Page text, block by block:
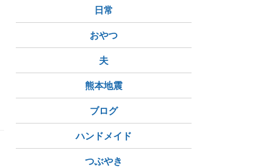
ディーキュアプラス 韓国コスメ
日常
おやつ
夫
熊本地震
ブログ
ハンドメイド
つぶやき